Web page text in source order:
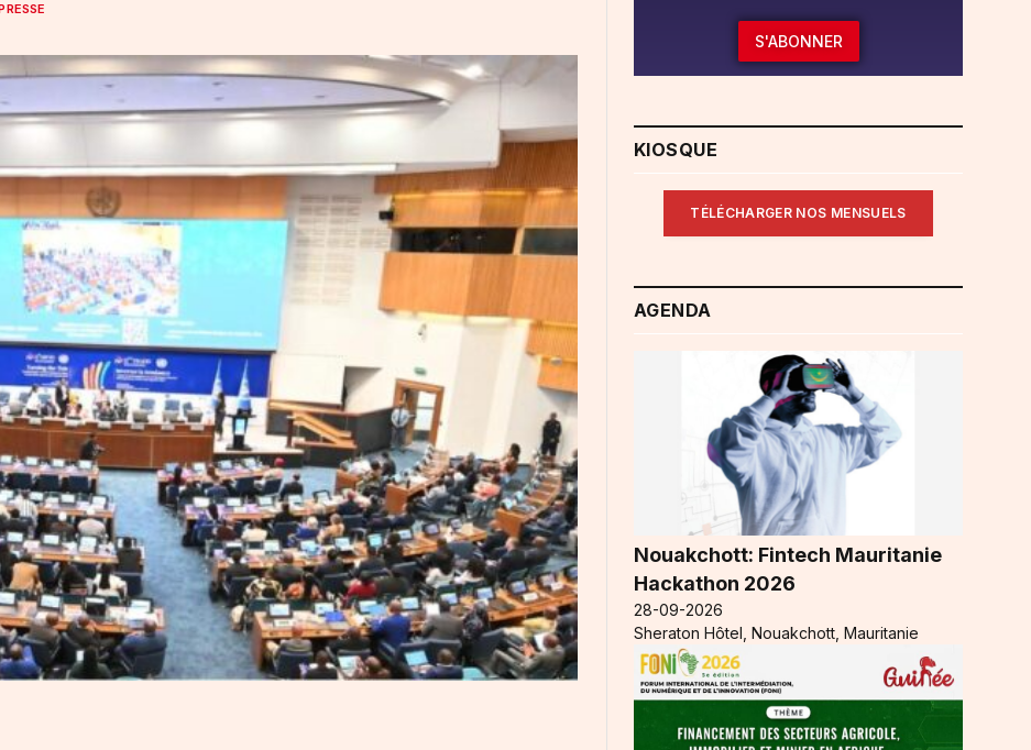
S'ABONNER
KIOSQUE
TÉLÉCHARGER NOS MENSUELS
AGENDA
Nouakchott: Fintech Mauritanie
Hackathon 2026
28-09-2026
Sheraton Hôtel, Nouakchott, Mauritanie